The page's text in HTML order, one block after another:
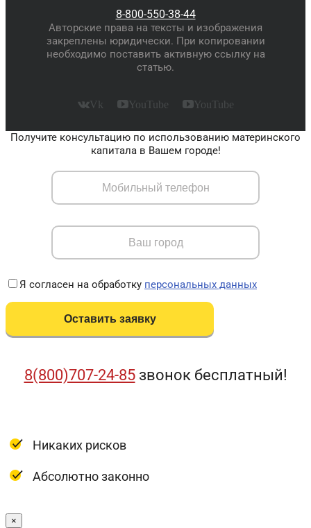
8-800-550-38-44
Авторские права на тексты и изображения
закреплены юридически. При копировании
необходимо поставить активную ссылку на
статью.
Vk YouTube YouTube
Получите консультацию по использованию материнского
капитала в Вашем городе!
Я согласен на обработку персональных данных
8(800)707-24-85звонок бесплатный!
Никаких рисков
Абсолютно законно
×